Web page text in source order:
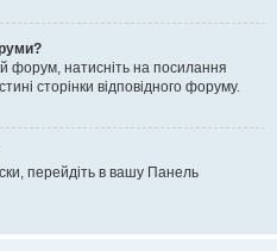
форум, натисніть на посилання
сторінки відповідного форуму.
перейдіть в вашу Панель